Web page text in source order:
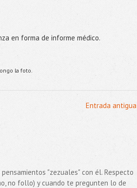
en forma de informe médico.
la foto.
Entrada antigua
"zezuales" con él. Respecto
no follo) y cuando te pregunten lo de